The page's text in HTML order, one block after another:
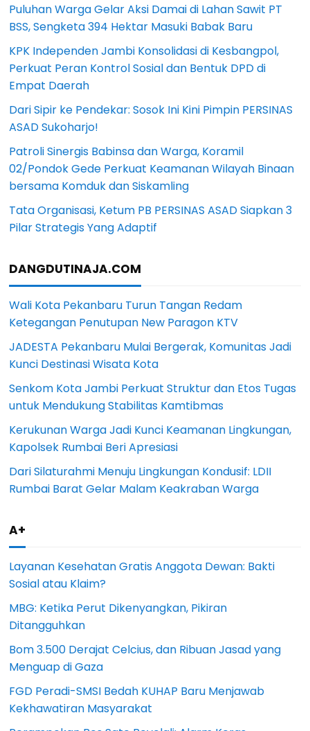
Puluhan Warga Gelar Aksi Damai di Lahan Sawit PT
BSS, Sengketa 394 Hektar Masuki Babak Baru
KPK Independen Jambi Konsolidasi di Kesbangpol,
Perkuat Peran Kontrol Sosial dan Bentuk DPD di
Empat Daerah
Dari Sipir ke Pendekar: Sosok Ini Kini Pimpin PERSINAS
ASAD Sukoharjo!
Patroli Sinergis Babinsa dan Warga, Koramil
02/Pondok Gede Perkuat Keamanan Wilayah Binaan
bersama Komduk dan Siskamling
Tata Organisasi, Ketum PB PERSINAS ASAD Siapkan 3
Pilar Strategis Yang Adaptif
DANGDUTINAJA.COM
Wali Kota Pekanbaru Turun Tangan Redam
Ketegangan Penutupan New Paragon KTV
JADESTA Pekanbaru Mulai Bergerak, Komunitas Jadi
Kunci Destinasi Wisata Kota
Senkom Kota Jambi Perkuat Struktur dan Etos Tugas
untuk Mendukung Stabilitas Kamtibmas
Kerukunan Warga Jadi Kunci Keamanan Lingkungan,
Kapolsek Rumbai Beri Apresiasi
Dari Silaturahmi Menuju Lingkungan Kondusif: LDII
Rumbai Barat Gelar Malam Keakraban Warga
A+
Layanan Kesehatan Gratis Anggota Dewan: Bakti
Sosial atau Klaim?
MBG: Ketika Perut Dikenyangkan, Pikiran
Ditangguhkan
Bom 3.500 Derajat Celcius, dan Ribuan Jasad yang
Menguap di Gaza
FGD Peradi-SMSI Bedah KUHAP Baru Menjawab
Kekhawatiran Masyarakat